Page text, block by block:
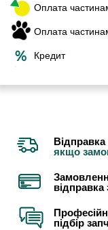
Оплата
Оплата
Кредит
якщо
підбір